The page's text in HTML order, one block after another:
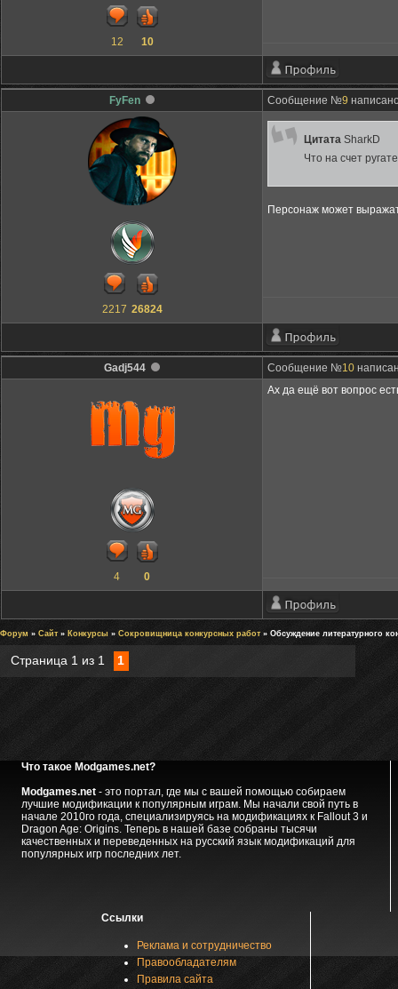
12 10
FyFen Сообщение №9
2217 26824
Цитата SharkD
Что на счет
Персонаж может
Gadj544 Сообщение №10
4 0
Ах да ещё вот вопрос
Форум » Сайт» Конкурсы » Сокровищница конкурсных работ» Обсуждение литературного
Страница 1 из 1 1
Что такое Modgames.net?
Modgames.net- это портал, где мы с вашей помощью собираем
лучшие модификации к популярным играм. Мы начали свой путь в
начале 2010го года, специализируясь на модификациях к Fallout 3 и
Dragon Age: Origins. Теперь в нашей базе собраны тысячи
качественных и переведенных на русский язык модификаций для
популярных игр последних лет.
Ссылки
Реклама и сотрудничество
Правообладателям
Правила сайта